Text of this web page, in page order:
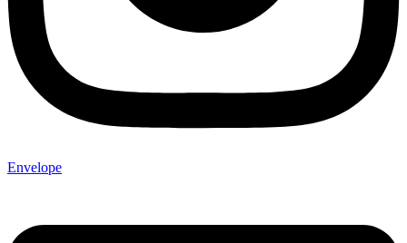
Envelope